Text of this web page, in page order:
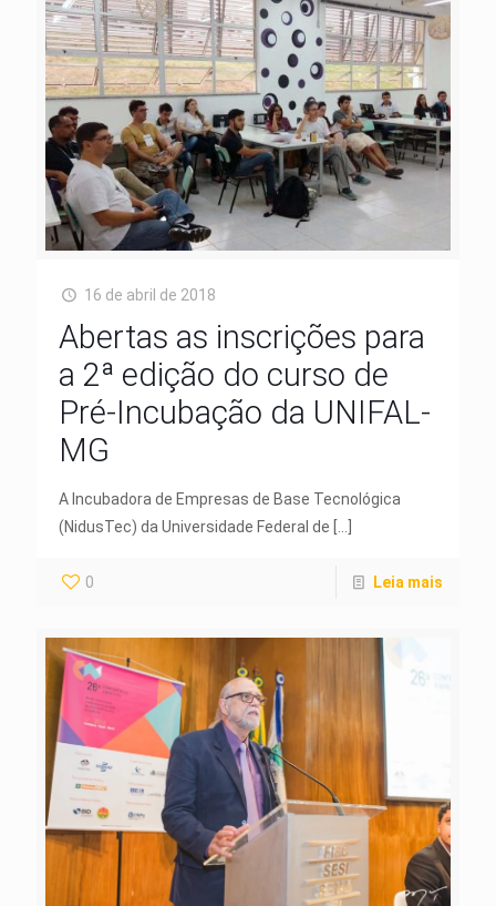
16 de abril de 2018
Abertas as inscrições para
a 2ª edição do curso de
Pré-Incubação da UNIFAL-
MG
A Incubadora de Empresas de Base Tecnológica
(NidusTec) da Universidade Federal de
0 Leia mais